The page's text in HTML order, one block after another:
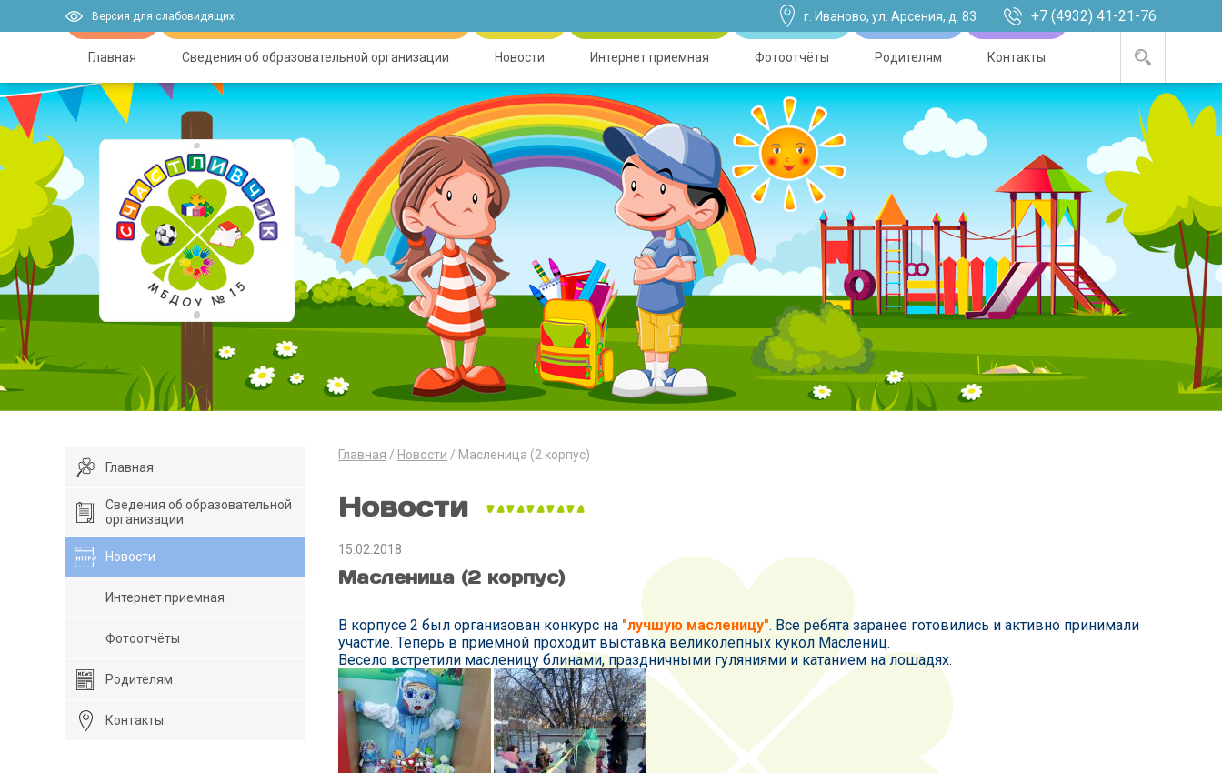
Версия для слабовидящих г. Иваново, ул. Арсения, д. 83 +7 (4932) 41-21-76
Главная Сведения об образовательной организации Новости Интернет приемная Фотоотчёты Родителям Контакты
Главная
Сведения об образовательной
организации
Новости
Интернет приемная
Фотоотчёты
Родителям
Контакты
Главная Новости Масленица (2 корпус)
Новости
15.02.2018
Масленица (2 корпус)
В корпусе 2 был организован конкурс на "лучшую масленицу". Все ребята заранее готовились и активно принимали
участие. Теперь в приемной проходит выставка великолепных кукол Маслениц.
Весело встретили масленицу блинами, праздничными гуляниями и катанием на лошадях.